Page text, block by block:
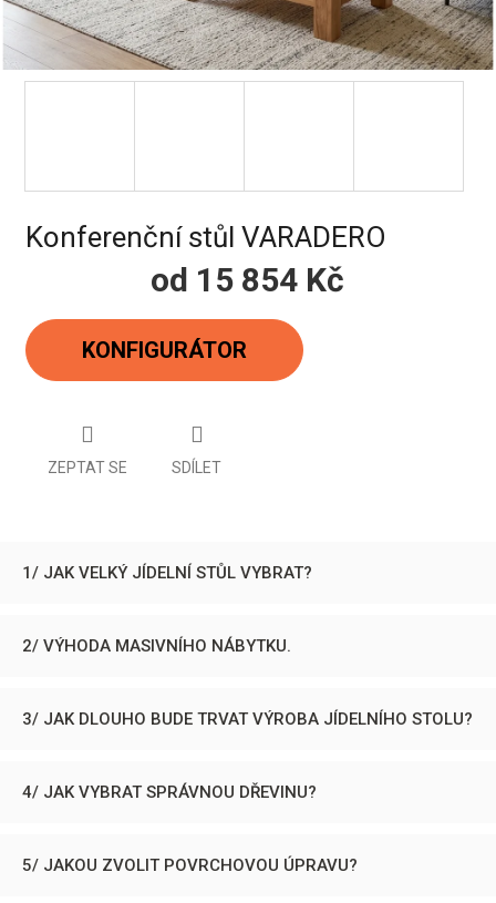
Konferenční stůl VARADERO
od 15 854 Kč
Měrná
cena:
KONFIGURÁTOR
ZEPTAT SE SDÍLET
1/ JAK VELKÝ JÍDELNÍ STŮL VYBRAT?
2/ VÝHODA MASIVNÍHO NÁBYTKU.
3/ JAK DLOUHO BUDE TRVAT VÝROBA JÍDELNÍHO STOLU?
4/ JAK VYBRAT SPRÁVNOU DŘEVINU?
5/ JAKOU ZVOLIT POVRCHOVOU ÚPRAVU?